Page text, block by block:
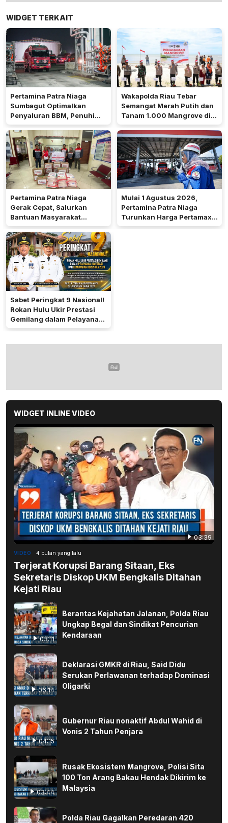
WIDGET TERKAIT
Pertamina Patra Niaga
Sumbagut Optimalkan
Penyaluran BBM, Penuhi
Kebutuhan Masyarakat Riau
Wakapolda Riau Tebar
Semangat Merah Putih dan
Tanam 1.000 Mangrove di
Pulau Terluar Rupat
Pertamina Patra Niaga
Gerak Cepat, Salurkan
Bantuan Masyarakat
Terdampak Bencana Banjir
di Sumatera Bara
Mulai 1 Agustus 2026,
Pertamina Patra Niaga
Turunkan Harga Pertamax
di Seluruh Wilayah
Sabet Peringkat 9 Nasional!
Rokan Hulu Ukir Prestasi
Gemilang dalam Pelayanan
Investasi dan Kemudahan
WIDGET INLINE VIDEO
03:39
VIDEO 4 bulan yang lalu
Terjerat Korupsi Barang Sitaan, Eks
Sekretaris Diskop UKM Bengkalis Ditahan
Kejati Riau
03:11
Berantas Kejahatan Jalanan, Polda Riau
Ungkap Begal dan Sindikat Pencurian
Kendaraan
06:14
Deklarasi GMKR di Riau, Said Didu
Serukan Perlawanan terhadap Dominasi
Oligarki
04:15
Gubernur Riau nonaktif Abdul Wahid di
Vonis 2 Tahun Penjara
03:44
Rusak Ekosistem Mangrove, Polisi Sita
100 Ton Arang Bakau Hendak Dikirim ke
Malaysia
Polda Riau Gagalkan Peredaran 420